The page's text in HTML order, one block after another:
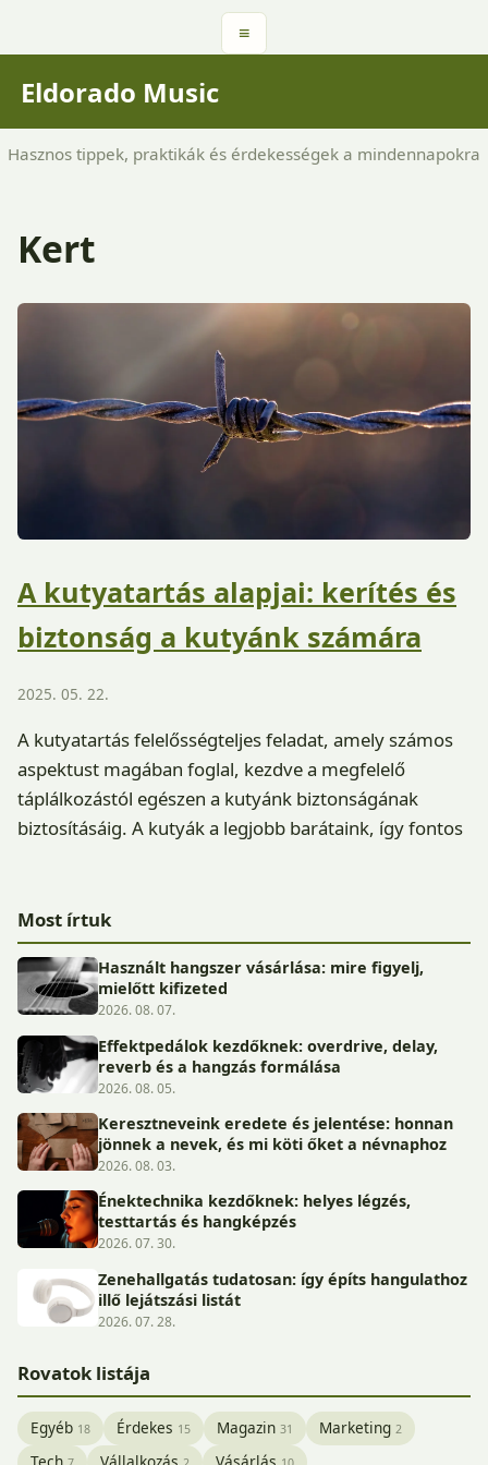
≡
Eldorado Music
Hasznos tippek, praktikák és érdekességek a mindennapokra
Kert
A kutyatartás alapjai: kerítés és
biztonság a kutyánk számára
2025. 05. 22.
A kutyatartás felelősségteljes feladat, amely számos
aspektust magában foglal, kezdve a megfelelő
táplálkozástól egészen a kutyánk biztonságának
biztosításáig. A kutyák a legjobb barátaink, így fontos
Most írtuk
Használt hangszer vásárlása: mire figyelj,
mielőtt kifizeted
2026. 08. 07.
Effektpedálok kezdőknek: overdrive, delay,
reverb és a hangzás formálása
2026. 08. 05.
Keresztneveink eredete és jelentése: honnan
jönnek a nevek, és mi köti őket a névnaphoz
2026. 08. 03.
Énektechnika kezdőknek: helyes légzés,
testtartás és hangképzés
2026. 07. 30.
Zenehallgatás tudatosan: így építs hangulathoz
illő lejátszási listát
2026. 07. 28.
Rovatok listája
Egyéb 18 Érdekes 15 Magazin 31 Marketing 2